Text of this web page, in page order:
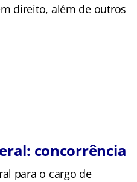
direito, além de outros
concorrência
para o cargo de